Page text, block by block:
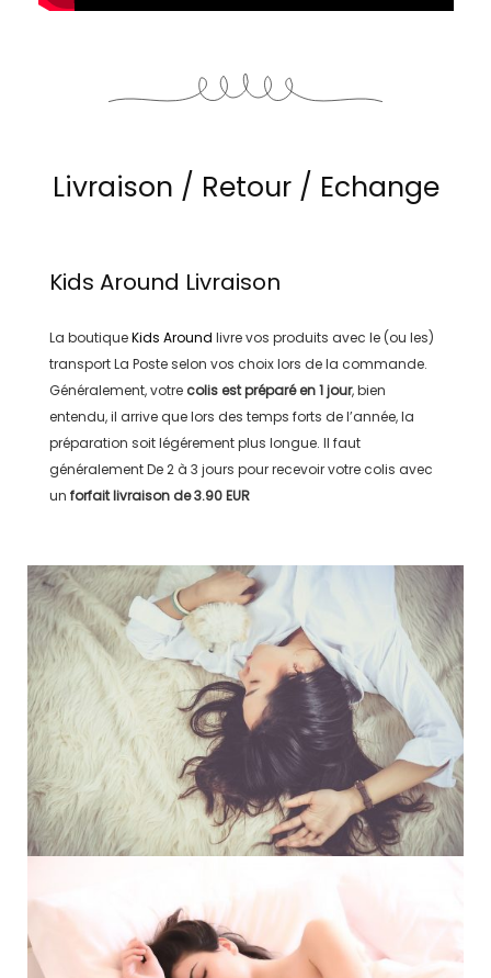
Livraison / Retour / Echange
Kids Around Livraison
La boutiqueKids Around livre vos produits avec le (ou les)
transportLa Posteselon vos choix lors de la commande.
Généralement, votre colis est préparé en1 jour, bien
entendu, il arrive que lors des temps forts de l’année, la
préparation soit légérement plus longue. Il faut
généralementDe 2 à 3 jours pour recevoir votre colis avec
un forfait livraison de3.90 EUR